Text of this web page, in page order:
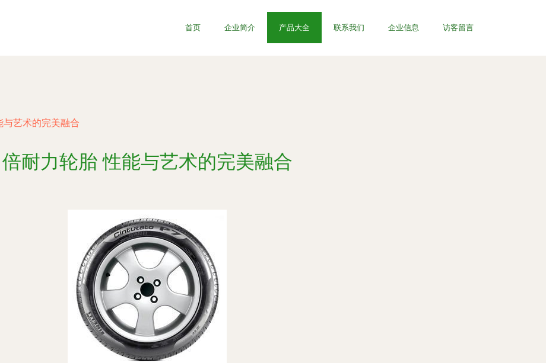
首页 企业简介 产品大全 联系我们 企业信息 访客留言
与艺术的完美融合
倍耐力轮胎 性能与艺术的完美融合